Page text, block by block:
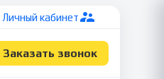
Личный кабинет
Заказать звонок